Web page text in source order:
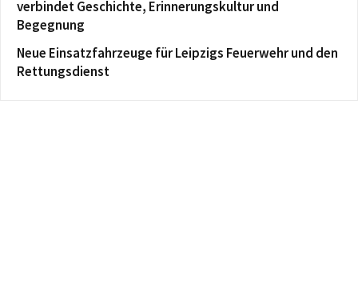
verbindet Geschichte, Erinnerungskultur und
Begegnung
Neue Einsatzfahrzeuge für Leipzigs Feuerwehr und den
Rettungsdienst